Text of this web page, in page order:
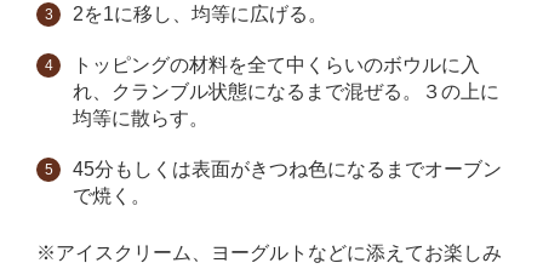
2を1に移し、均等に広げる。
トッピングの材料を全て中くらいのボウルに入
れ、クランブル状態になるまで混ぜる。３の上に
均等に散らす。
45分もしくは表面がきつね色になるまでオーブン
で焼く。
※アイスクリーム、ヨーグルトなどに添えてお楽しみ